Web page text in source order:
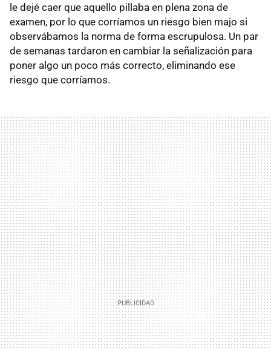
le dejé caer que aquello pillaba en plena zona de
examen, por lo que corríamos un riesgo bien majo si
observábamos la norma de forma escrupulosa. Un par
de semanas tardaron en cambiar la señalización para
poner algo un poco más correcto, eliminando ese
riesgo que corríamos.